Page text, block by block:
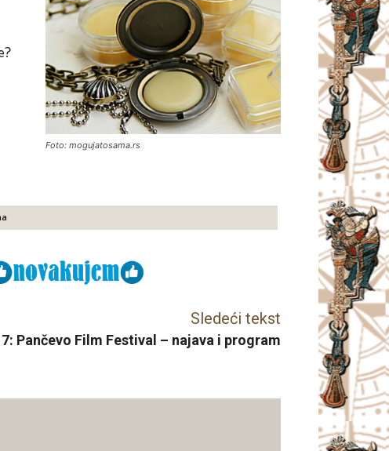
Foto: mogujatosama.rs
Sledeći tekst
Pančevo Film Festival – najava i program